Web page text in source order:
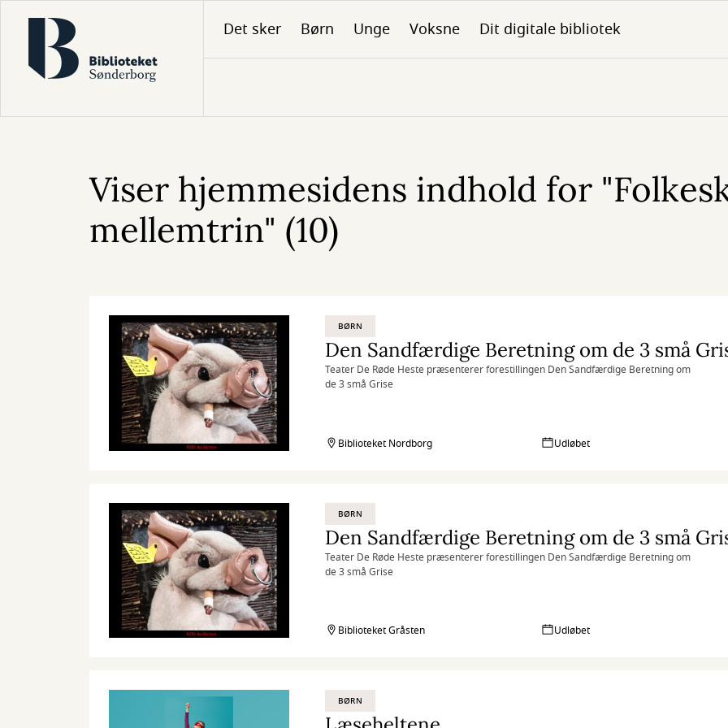
hovedindhold
Det sker Børn Unge Voksne Dit digitale bibliotek
Viser hjemmesidens indhold for
mellemtrin" (10)
BØRN
Den Sandfærdige Beretning om de 3 små
Teater De Røde Heste præsenterer forestillingen Den Sandfærdige Beretning om
de 3 små Grise
Biblioteket Nordborg Udløbet
BØRN
Den Sandfærdige Beretning om de 3 små
Teater De Røde Heste præsenterer forestillingen Den Sandfærdige Beretning om
de 3 små Grise
Biblioteket Gråsten Udløbet
BØRN